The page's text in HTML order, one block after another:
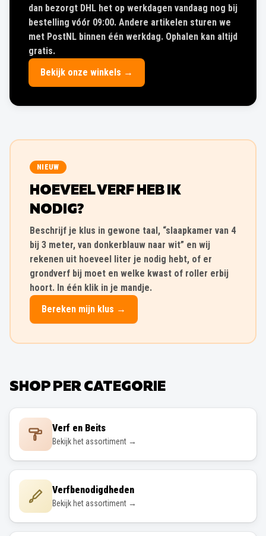
dan bezorgt DHL het op werkdagen vandaag nog bij
bestelling vóór 09:00. Andere artikelen sturen we
met PostNL binnen één werkdag. Ophalen kan altijd
gratis.
Bekijk onze winkels →
NIEUW
HOEVEEL VERF HEB IK
NODIG?
Beschrijf je klus in gewone taal, “slaapkamer van 4
bij 3 meter, van donkerblauw naar wit” en wij
rekenen uit hoeveel liter je nodig hebt, of er
grondverf bij moet en welke kwast of roller erbij
hoort. In één klik in je mandje.
Bereken mijn klus →
SHOP PER CATEGORIE
Verf en Beits
Bekijk het assortiment →
Verfbenodigdheden
Bekijk het assortiment →